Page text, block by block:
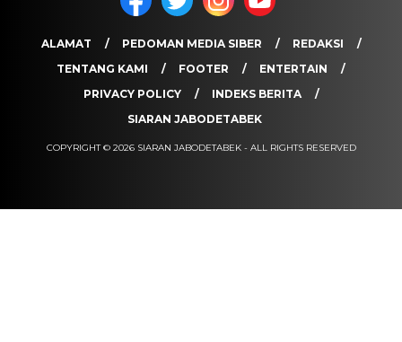
ALAMAT PEDOMAN MEDIA SIBER
REDAKSI
TENTANG KAMI
FOOTER
ENTERTAIN
PRIVACY POLICY
INDEKS BERITA
SIARAN JABODETABEK
COPYRIGHT © 2026 SIARAN JABODETABEK - ALL RIGHTS RESERVED